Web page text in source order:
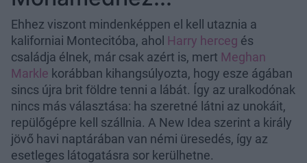
Ehhez viszont mindenképpen el kell utaznia a
kaliforniai Montecitóba, ahol Harry herceg és
családja élnek, már csak azért is, mert Meghan
Markle korábban kihangsúlyozta, hogy esze ágában
sincs újra brit földre tenni a lábát. Így az uralkodónak
nincs más választása: ha szeretné látni az unokáit,
repülőgépre kell szállnia. A New Idea szerint a király
jövő havi naptárában van némi üresedés, így az
esetleges látogatásra sor kerülhetne.